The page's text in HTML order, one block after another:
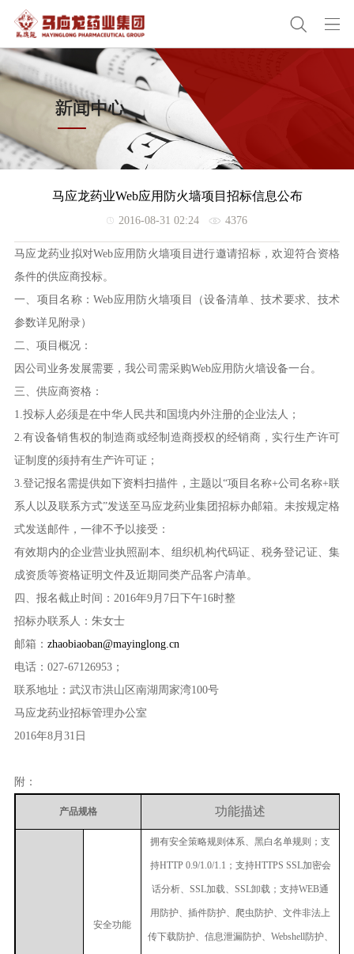
马应龙药业Web应用防火墙项目招标信息公布
2016-08-31 02:24 4376
马应龙药业拟对Web应用防火墙项目进行邀请招标，欢迎符合资格
条件的供应商投标。
一、项目名称：Web应用防火墙项目（设备清单、技术要求、技术
参数详见附录）
二、项目概况：
因公司业务发展需要，我公司需采购Web应用防火墙设备一台。
三、供应商资格：
1.投标人必须是在中华人民共和国境内外注册的企业法人；
2.有设备销售权的制造商或经制造商授权的经销商，实行生产许可
证制度的须持有生产许可证；
3.登记报名需提供如下资料扫描件，主题以“项目名称+公司名称+联
系人以及联系方式”发送至马应龙药业集团招标办邮箱。未按规定格
式发送邮件，一律不予以接受：
有效期内的企业营业执照副本、组织机构代码证、税务登记证、集
成资质等资格证明文件及近期同类产品客户清单。
四、报名截止时间：2016年9月7日下午16时整
招标办联系人：朱女士
邮箱： zhaobiaoban@mayinglong.cn
电话：027-67126953；
联系地址：武汉市洪山区南湖周家湾100号
马应龙药业招标管理办公室
2016年8月31日
附：
产品规格 功能描述
安全功能
拥有安全策略规则体系、黑白名单规则；支
持HTTP 0.9/1.0/1.1 ；支持HTTPS SSL加密会
话分析、 SSL加载、 SSL卸载；支持WEB通
用防护、插件防护、爬虫防护、文件非法上
传下载防护、信息泄漏防护、 Webshell防护、